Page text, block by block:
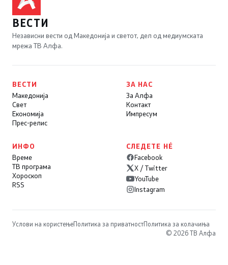
ВЕСТИ
Независни вести од Македонија и светот, дел од медиумската
мрежа ТВ Алфа.
ВЕСТИ
Македонија
Свет
Економија
Прес-релис
ЗА НАС
За Алфа
Контакт
Импресум
ИНФО
Време
ТВ програма
Хороскоп
RSS
СЛЕДЕТЕ НÉ
Facebook
X / Twitter
YouTube
Instagram
Услови на користењеПолитика за приватностПолитика за колачиња
© 2026 ТВ Алфа